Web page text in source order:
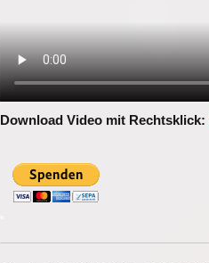
Download Video mit Rechtsklick: